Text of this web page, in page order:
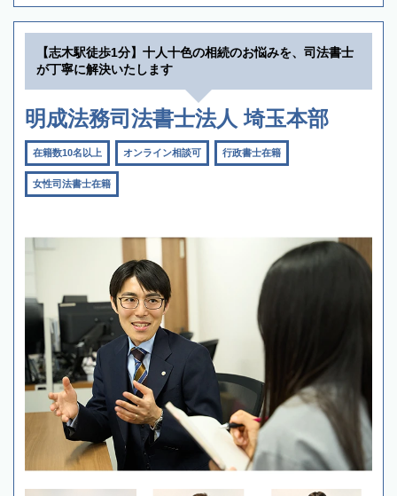
【志木駅徒歩1分】十人十色の相続のお悩みを、司法書士
が丁寧に解決いたします
明成法務司法書士法人 埼玉本部
在籍数10名以上 オンライン相談可 行政書士在籍
女性司法書士在籍